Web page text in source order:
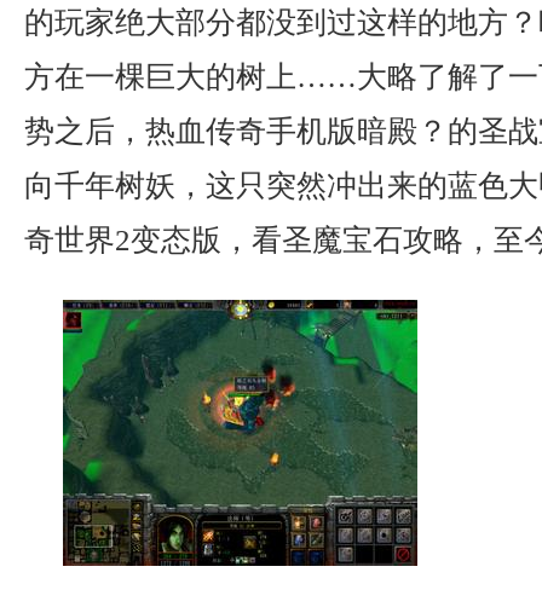
的玩家绝大部分都没到过这样的地方
方在一棵巨大的树上……大略了解了一
势之后，热血传奇手机版暗殿？的圣
向千年树妖，这只突然冲出来的蓝色
奇世界2变态版，看圣魔宝石攻略，至